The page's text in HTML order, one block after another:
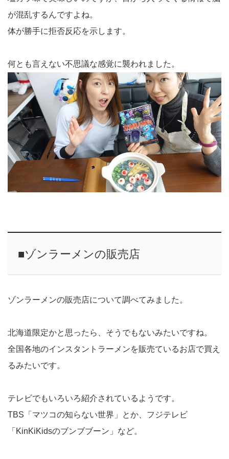
が混乱するんですよね。
体が勝手に拒否反応を示します。
何とも言えない不思議な感覚に襲われました。
■ゾンラーメンの販売店
ゾンラーメンの販売店について調べてみました。
北海道限定かと思ったら、そうでもないみたいですね。
全国各地のインスタントラーメンを販売ているお店で買え
るみたいです。
テレビでもいろいろ紹介されているようです。
TBS「マツコの知らない世界」とか、フジテレビ
「KinKiKidsのブンブブーン」など。